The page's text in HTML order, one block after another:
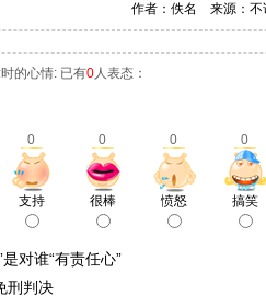
作者：佚名 来源：
的心情: 已有0人表态：
0 0 0 0
支持 很棒 愤怒 搞笑
对谁“有责任心”
刑判决